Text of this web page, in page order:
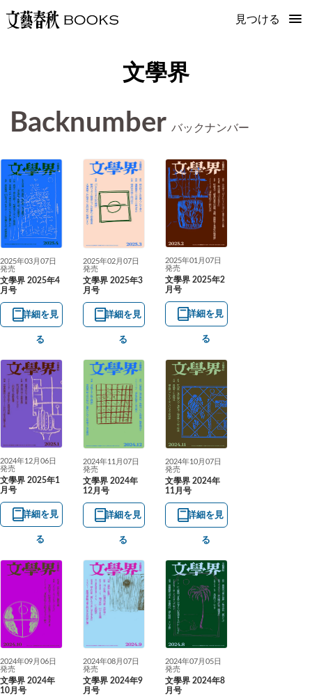
見つける
文學界
Backnumber バックナンバー
2025年03月07日
発売
文學界 2025年4
月号
詳細を見
る
2025年02月07日
発売
文學界 2025年3
月号
詳細を見
る
2025年01月07日
発売
文學界 2025年2
月号
詳細を見
る
2024年12月06日
発売
文學界 2025年1
月号
詳細を見
る
2024年11月07日
発売
文學界 2024年
12月号
詳細を見
る
2024年10月07日
発売
文學界 2024年
11月号
詳細を見
る
2024年09月06日
発売
文學界 2024年
10月号
2024年08月07日
発売
文學界 2024年9
月号
2024年07月05日
発売
文學界 2024年8
月号